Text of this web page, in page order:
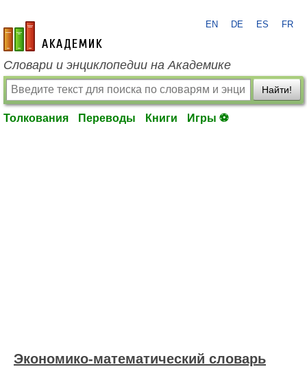
academic.ru
EN DE ES FR
Словари и энциклопедии на Академике
Найти!
Толкования Переводы Книги Игры ⚽
Экономико-математический словарь